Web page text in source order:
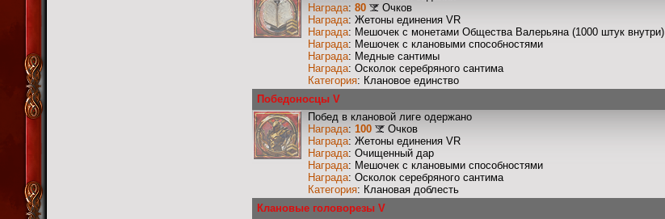
Награда: 80
Очков
Награда: Жетоны единения VR
Награда: Мешочек с монетами Общества Валерьяна (1000 штук внутри)
Награда: Мешочек с клановыми способностями
Награда: Медные сантимы
Награда: Осколок серебряного сантима
Категория: Клановое единство
Победоносцы V
Побед в клановой лиге одержано
Награда: 100
Очков
Награда: Жетоны единения VR
Награда: Очищенный дар
Награда: Мешочек с клановыми способностями
Награда: Осколок серебряного сантима
Категория: Клановая доблесть
Клановые головорезы V